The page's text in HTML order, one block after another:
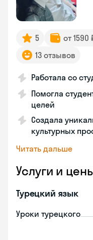
5 от 1590
13 отзывов
Работала со
Помогла
целей
Создала
культурных
Читать дальше
Услуги и
Турецкий язык
Уроки турецкого